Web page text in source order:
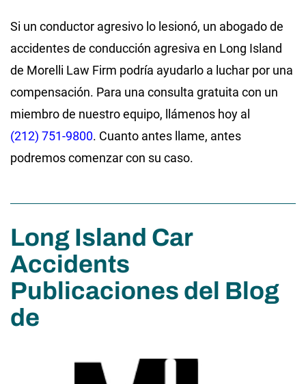
Si un conductor agresivo lo lesionó, un abogado de
accidentes de conducción agresiva en Long Island
de Morelli Law Firm podría ayudarlo a luchar por una
compensación. Para una consulta gratuita con un
miembro de nuestro equipo, llámenos hoy al
(212) 751-9800. Cuanto antes llame, antes
podremos comenzar con su caso.
Long Island Car
Accidents
Publicaciones del Blog
de